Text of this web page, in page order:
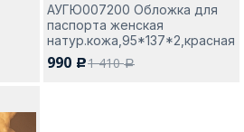
АУГЮ007200 Обложка для
паспорта женская
натур.кожа,95*137*2,красная
990 c1 410a